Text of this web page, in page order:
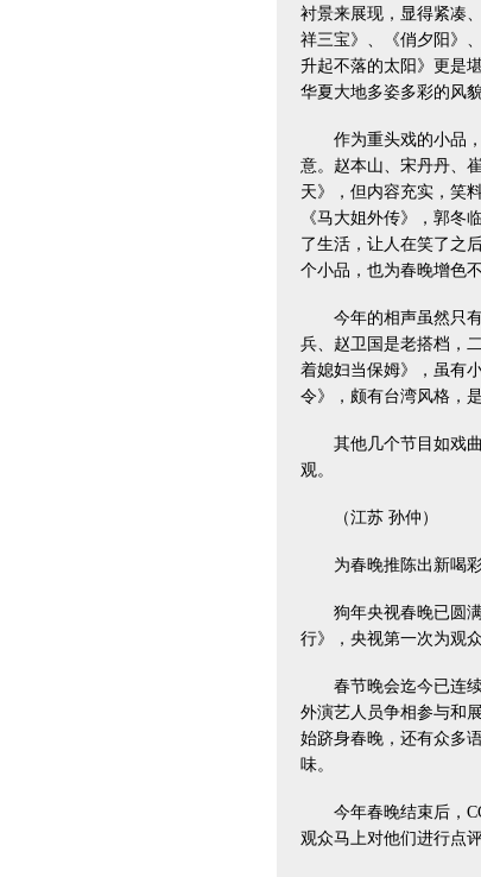
衬景来展现，显得紧凑
祥三宝》、《俏夕阳》
升起不落的太阳》更是
华夏大地多姿多彩的风
作为重头戏的小品，
意。赵本山、宋丹丹、
天》，但内容充实，笑
《马大姐外传》，郭冬
了生活，让人在笑了之
个小品，也为春晚增色不
今年的相声虽然只有
兵、赵卫国是老搭档，
着媳妇当保姆》，虽有
令》，颇有台湾风格，
其他几个节目如戏曲
观。
（江苏 孙仲）
为春晚推陈出新喝
狗年央视春晚已圆满
行》，央视第一次为观
春节晚会迄今已连续
外演艺人员争相参与和
始跻身春晚，还有众多
味。
今年春晚结束后，
观众马上对他们进行点评